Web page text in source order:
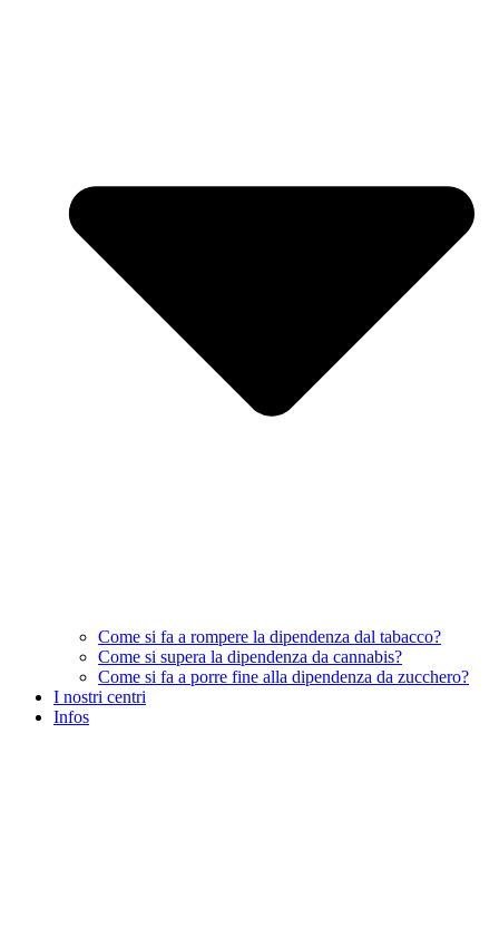
Come si fa a rompere la dipendenza dal tabacco?
Come si supera la dipendenza da cannabis?
Come si fa a porre fine alla dipendenza da zucchero?
I nostri centri
Infos